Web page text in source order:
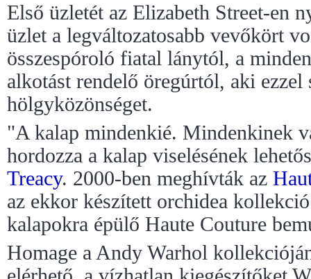
Első üzletét az Elizabeth Street-en
üzlet a legváltozatosabb vevőkört
összespóroló fiatal lánytól, a
alkotást rendelő öregúrtól, aki ezzel
hölgyközönséget.
"A kalap mindenkié. Mindenkinek
hordozza a kalap viselésének
Treacy. 2000-ben meghívták az
az ekkor készített orchidea
kalapokra épülő Haute Couture
Homage a Andy Warhol